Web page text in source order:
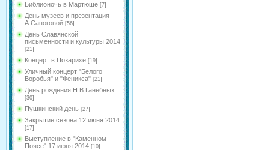
Библионочь в Мартюше [7]
День музеев и презентация
А.Сапоговой [56]
День Славянской
письменности и культуры 2014
[21]
Концерт в Позарихе [19]
Уличный концерт "Белого
Воробья" и "Феникса" [21]
День рождения Н.В.Ганебных
[30]
Пушкинский день [27]
Закрытие сезона 12 июня 2014
[17]
Выступление в "Каменном
Поясе" 17 июня 2014 [10]